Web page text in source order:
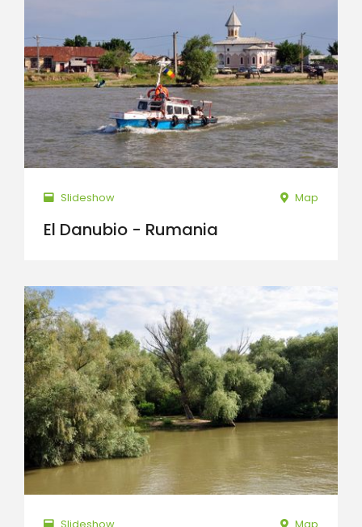
Slideshow Map
El Danubio - Rumania